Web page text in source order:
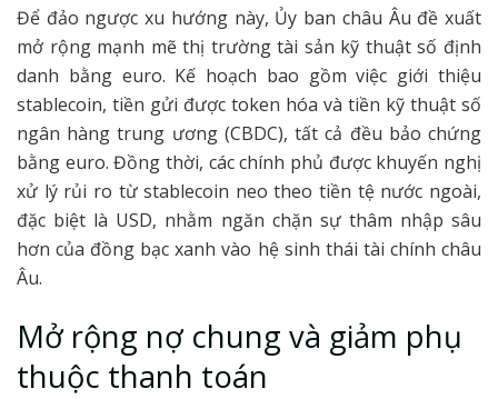
Để đảo ngược xu hướng này, Ủy ban châu Âu đề xuất
mở rộng mạnh mẽ thị trường tài sản kỹ thuật số định
danh bằng euro. Kế hoạch bao gồm việc giới thiệu
stablecoin, tiền gửi được token hóa và tiền kỹ thuật số
ngân hàng trung ương (CBDC), tất cả đều bảo chứng
bằng euro. Đồng thời, các chính phủ được khuyến nghị
xử lý rủi ro từ stablecoin neo theo tiền tệ nước ngoài,
đặc biệt là USD, nhằm ngăn chặn sự thâm nhập sâu
hơn của đồng bạc xanh vào hệ sinh thái tài chính châu
Âu.
Mở rộng nợ chung và giảm phụ
thuộc thanh toán